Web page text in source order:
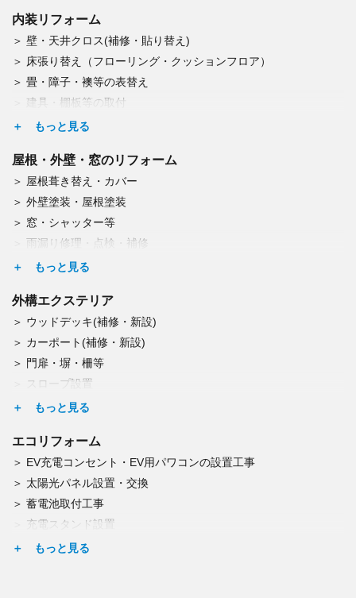
浄水器取付
食洗器交換
レンジフード交換
IH・ガスコンロ交換
浴室乾燥機取付
給湯器等の交換
蛇口・水栓の調整・修理・交換
エコキュート交換
内装リフォーム
壁・天井クロス(補修・貼り替え)
床張り替え（フローリング・クッションフロア）
畳・障子・襖等の表替え
建具・棚板等の取付
カーテンレール取付
照明・シーリングファン交換
エアコン取付・取外し・廃棄
換気口の修理
収納スペース・オーダー収納家具造作
屋根・外壁・窓のリフォーム
屋根葺き替え・カバー
外壁塗装・屋根塗装
窓・シャッター等
雨漏り修理・点検・補修
雨どい交換(掃除も)
玄関ドア交換
トップライト（天窓）交換
ひび割れの補修
屋根板金工事（修理・葺替・塗装）
雨戸修理・交換
外構エクステリア
ウッドデッキ(補修・新設)
カーポート(補修・新設)
門扉・塀・柵等
スロープ設置
宅配BOX設置
門扉の修理・交換
塀の修理・新設
アスファルト舗装
シロアリ予防・腐朽調査
エコリフォーム
EV充電コンセント・EV用パワコンの設置工事
太陽光パネル設置・交換
蓄電池取付工事
充電スタンド設置
エコキュート交換